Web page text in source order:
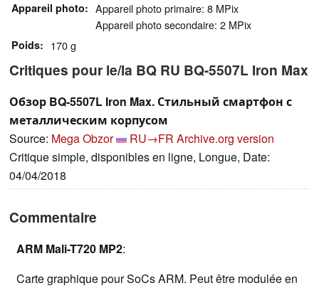
Appareil photo
Appareil photo primaire: 8 MPix
Appareil photo secondaire: 2 MPix
Poids 170 g
Critiques pour le/la BQ RU BQ-5507L Iron Max
Обзор BQ-5507L Iron Max. Стильный смартфон с
металлическим корпусом
Source: Mega Obzor RU→FR Archive.org version
Critique simple, disponibles en ligne, Longue, Date:
04/04/2018
Commentaire
ARM Mali-T720 MP2:
Carte graphique pour SoCs ARM. Peut être modulée en